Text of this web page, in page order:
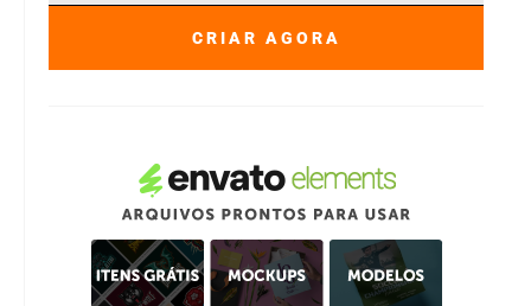
CRIAR AGORA